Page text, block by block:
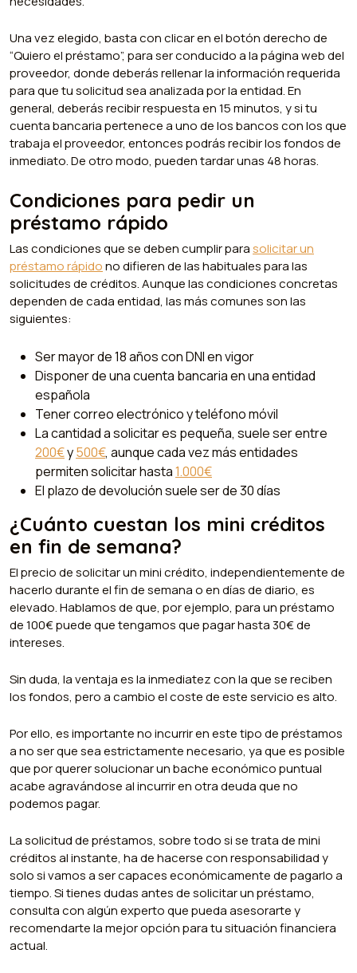
Una vez elegido, basta con clicar en el botón derecho de
“Quiero el préstamo”, para ser conducido a la página web del
proveedor, donde deberás rellenar la información requerida
para que tu solicitud sea analizada por la entidad. En
general, deberás recibir respuesta en 15 minutos, y si tu
cuenta bancaria pertenece a uno de los bancos con los que
trabaja el proveedor, entonces podrás recibir los fondos de
inmediato. De otro modo, pueden tardar unas 48 horas.
Condiciones para pedir un
préstamo rápido
Las condiciones que se deben cumplir parasolicitar un
préstamo rápidono difieren de las habituales para las
solicitudes de créditos. Aunque las condiciones concretas
dependen de cada entidad, las más comunes son las
siguientes:
Ser mayor de 18 años con DNI en vigor
Disponer de una cuenta bancaria en una entidad
española
Tener correo electrónico y teléfono móvil
La cantidad a solicitar es pequeña, suele ser entre
200€y500€, aunque cada vez más entidades
permiten solicitar hasta1.000€
El plazo de devolución suele ser de 30 días
¿Cuánto cuestan los mini créditos
en fin de semana?
El precio de solicitar un mini crédito, independientemente de
hacerlo durante el fin de semana o en días de diario, es
elevado. Hablamos de que, por ejemplo, para un préstamo
de 100€ puede que tengamos que pagar hasta 30€ de
intereses.
Sin duda, la ventaja es la inmediatez con la que se reciben
los fondos, pero a cambio el coste de este servicio es alto.
Por ello, es importante no incurrir en este tipo de préstamos
a no ser que sea estrictamente necesario, ya que es posible
que por querer solucionar un bache económico puntual
acabe agravándose al incurrir en otra deuda que no
podemos pagar.
La solicitud de préstamos, sobre todo si se trata de mini
créditos al instante, ha de hacerse con responsabilidad y
solo si vamos a ser capaces económicamente de pagarlo a
tiempo. Si tienes dudas antes de solicitar un préstamo,
consulta con algún experto que pueda asesorarte y
recomendarte la mejor opción para tu situación financiera
actual.